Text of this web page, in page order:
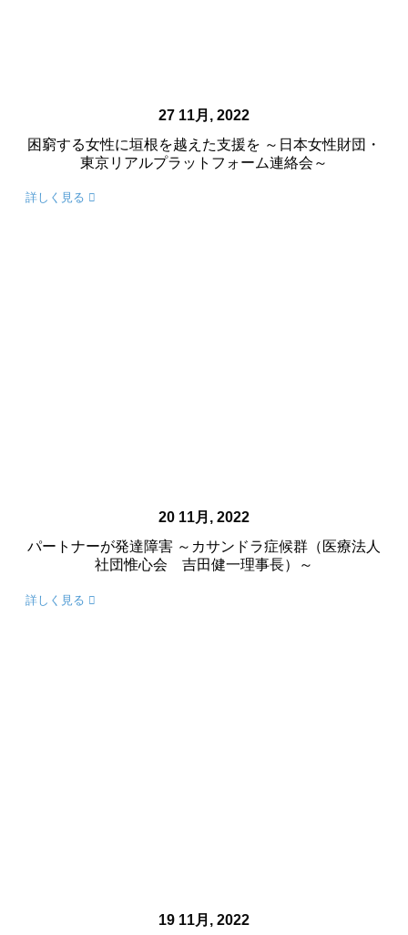
困窮する女性に垣根を越えた支援を ～日本女性財団・
東京リアルプラットフォーム連絡会～
27 11月, 2022
詳しく見る
パートナーが発達障害 ～カサンドラ症候群（医療法人
社団惟心会 吉田健一理事長）～
20 11月, 2022
詳しく見る
19 11月, 2022